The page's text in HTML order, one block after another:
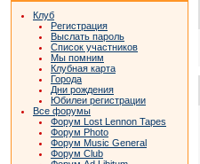
Клуб
Регистрация
Выслать пароль
Список участников
Мы помним
Клубная карта
Города
Дни рождения
Юбилеи регистрации
Все форумы
Форум Lost Lennon Tapes
Форум Photo
Форум Music General
Форум Club